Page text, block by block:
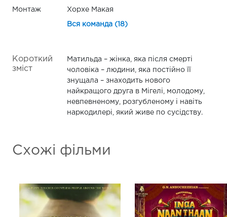
Монтаж Хорхе Макая
Вся команда (18)
Короткий
зміст
Матильда – жінка, яка після смерті
чоловіка – людини, яка постійно її
знущала – знаходить нового
найкращого друга в Мігелі, молодому,
невпевненому, розгубленому і навіть
наркодилері, який живе по сусідству.
Схожі фільми